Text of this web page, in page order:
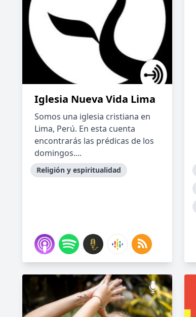
Iglesia Nueva Vida Lima
Somos una iglesia cristiana en
Lima, Perú. En esta cuenta
encontrarás las prédicas de los
domingos....
Religión y espiritualidad